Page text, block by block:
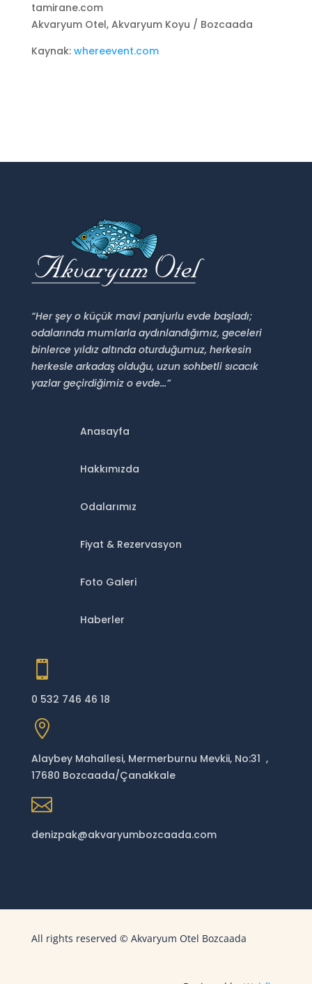
tamirane.com
Akvaryum Otel, Akvaryum Koyu / Bozcaada
Kaynak: whereevent.com
“Her şey o küçük mavi panjurlu evde başladı;
odalarında mumlarla aydınlandığımız, geceleri
binlerce yıldız altında oturduğumuz, herkesin
herkesle arkadaş olduğu, uzun sohbetli sıcacık
yazlar geçirdiğimiz o evde...”
Anasayfa
Hakkımızda
Odalarımız
Fiyat & Rezervasyon
Foto Galeri
Haberler

0 532 746 46 18

Alaybey Mahallesi, Mermerburnu Mevkii, No:31 ,
17680 Bozcaada/Çanakkale

denizpak@akvaryumbozcaada.com
All rights reserved © Akvaryum Otel Bozcaada